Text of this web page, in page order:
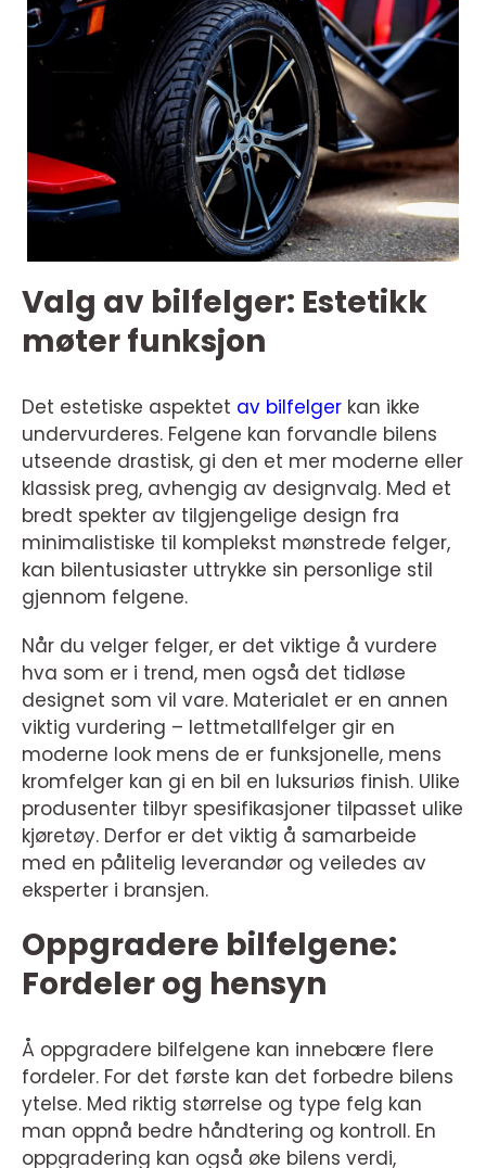
Valg av bilfelger: Estetikk
møter funksjon
Det estetiske aspektet av bilfelger kan ikke
undervurderes. Felgene kan forvandle bilens
utseende drastisk, gi den et mer moderne eller
klassisk preg, avhengig av designvalg. Med et
bredt spekter av tilgjengelige design fra
minimalistiske til komplekst mønstrede felger,
kan bilentusiaster uttrykke sin personlige stil
gjennom felgene.
Når du velger felger, er det viktige å vurdere
hva som er i trend, men også det tidløse
designet som vil vare. Materialet er en annen
viktig vurdering – lettmetallfelger gir en
moderne look mens de er funksjonelle, mens
kromfelger kan gi en bil en luksuriøs finish. Ulike
produsenter tilbyr spesifikasjoner tilpasset ulike
kjøretøy. Derfor er det viktig å samarbeide
med en pålitelig leverandør og veiledes av
eksperter i bransjen.
Oppgradere bilfelgene:
Fordeler og hensyn
Å oppgradere bilfelgene kan innebære flere
fordeler. For det første kan det forbedre bilens
ytelse. Med riktig størrelse og type felg kan
man oppnå bedre håndtering og kontroll. En
oppgradering kan også øke bilens verdi,